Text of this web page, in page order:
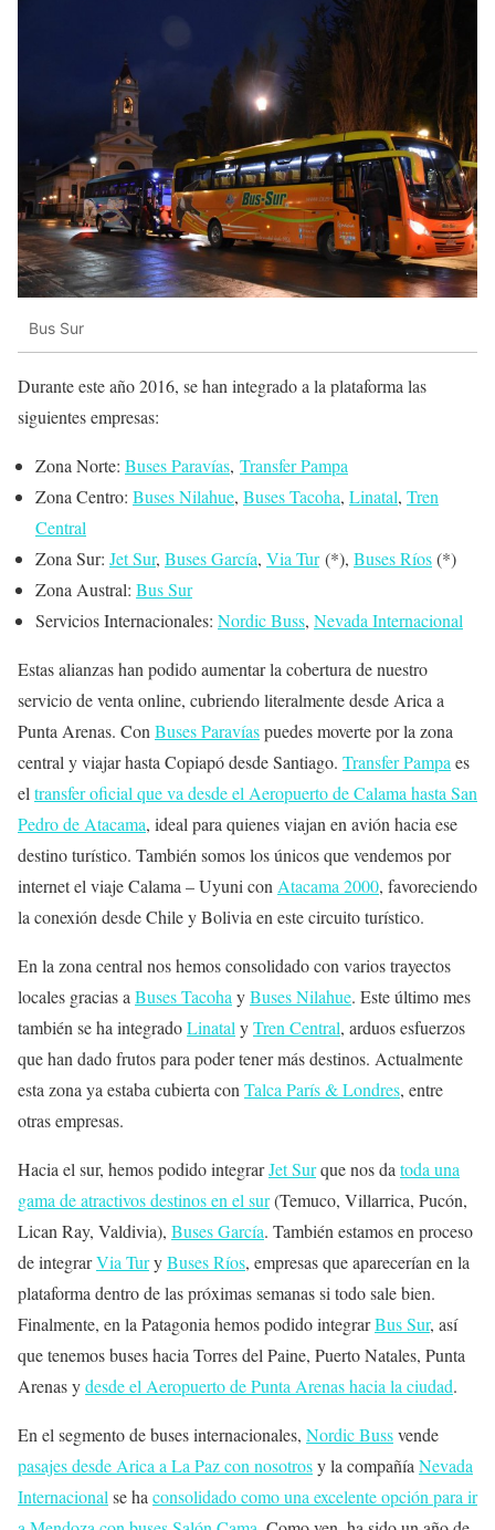
Bus Sur
Durante este año 2016, se han integrado a la plataforma las
siguientes empresas:
Zona Norte: Buses Paravías, Transfer Pampa
Zona Centro: Buses Nilahue, Buses Tacoha, Linatal, Tren
Central
Zona Sur: Jet Sur, Buses García, Via Tur(*), Buses Ríos(*)
Zona Austral: Bus Sur
Servicios Internacionales: Nordic Buss, Nevada Internacional
Estas alianzas han podido aumentar la cobertura de nuestro
servicio de venta online, cubriendo literalmente desde Arica a
Punta Arenas. Con Buses Paravíaspuedes moverte por la zona
central y viajar hasta Copiapó desde Santiago. Transfer Pampa es
el transfer oficial que va desde el Aeropuerto de Calama hasta San
Pedro de Atacama, ideal para quienes viajan en avión hacia ese
destino turístico. También somos los únicos que vendemos por
internet el viaje Calama – Uyuni con Atacama 2000, favoreciendo
la conexión desde Chile y Bolivia en este circuito turístico.
En la zona central nos hemos consolidado con varios trayectos
locales gracias a Buses Tacoha yBuses Nilahue. Este último mes
también se ha integradoLinatal yTren Central, arduos esfuerzos
que han dado frutos para poder tener más destinos. Actualmente
esta zona ya estaba cubierta con Talca París & Londres, entre
otras empresas.
Hacia el sur, hemos podido integrarJet Surque nos da toda una
gama de atractivos destinos en el sur(Temuco, Villarrica, Pucón,
Lican Ray, Valdivia), Buses García. También estamos en proceso
de integrarVia TuryBuses Ríos, empresas que aparecerían en la
plataforma dentro de las próximas semanas si todo sale bien.
Finalmente, en la Patagonia hemos podido integrarBus Sur, así
que tenemos buses hacia Torres del Paine, Puerto Natales, Punta
Arenas ydesde el Aeropuerto de Punta Arenas hacia la ciudad.
En el segmento de buses internacionales, Nordic Bussvende
pasajes desde Arica a La Paz con nosotrosy la compañía Nevada
Internacional se ha consolidado como una excelente opción para ir